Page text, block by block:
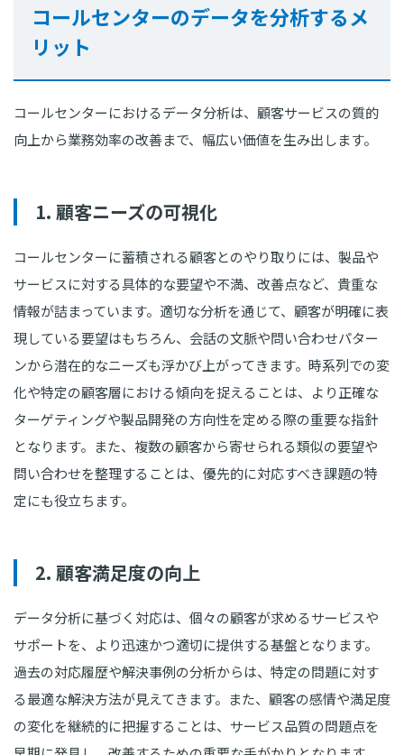
コールセンターのデータを分析するメ
リット
コールセンターにおけるデータ分析は、顧客サービスの質的
向上から業務効率の改善まで、幅広い価値を生み出します。
1. 顧客ニーズの可視化
コールセンターに蓄積される顧客とのやり取りには、製品や
サービスに対する具体的な要望や不満、改善点など、貴重な
情報が詰まっています。適切な分析を通じて、顧客が明確に表
現している要望はもちろん、会話の文脈や問い合わせパター
ンから潜在的なニーズも浮かび上がってきます。時系列での変
化や特定の顧客層における傾向を捉えることは、より正確な
ターゲティングや製品開発の方向性を定める際の重要な指針
となります。また、複数の顧客から寄せられる類似の要望や
問い合わせを整理することは、優先的に対応すべき課題の特
定にも役立ちます。
2. 顧客満足度の向上
データ分析に基づく対応は、個々の顧客が求めるサービスや
サポートを、より迅速かつ適切に提供する基盤となります。
過去の対応履歴や解決事例の分析からは、特定の問題に対す
る最適な解決方法が見えてきます。また、顧客の感情や満足度
の変化を継続的に把握することは、サービス品質の問題点を